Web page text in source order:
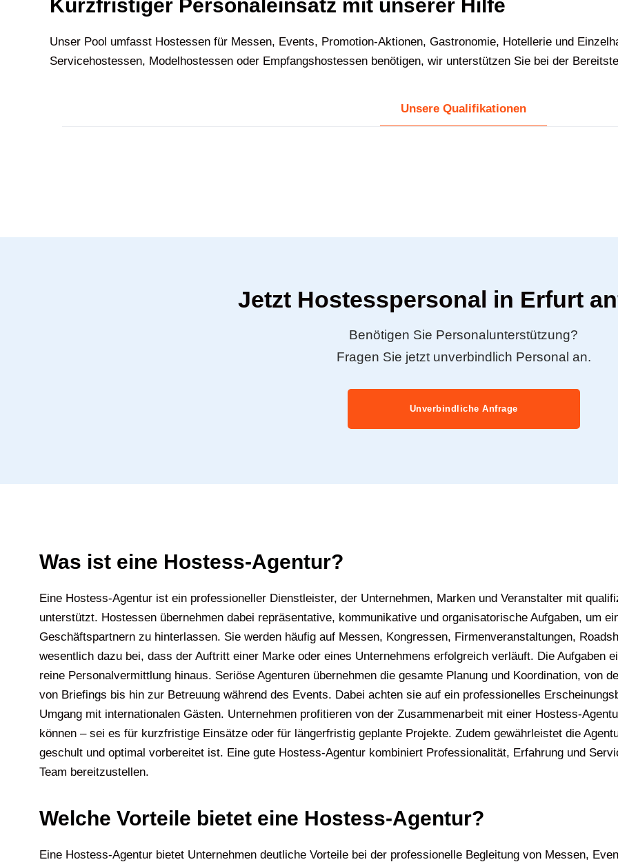
Kurzfristiger Personaleinsatz mit unserer Hilfe
U‍nser Pool umfasst Hostessen für Messen, Events, Promotion-Aktionen, Gastronomie, Hotellerie und
Servicehostessen, Modelhostessen oder Empfangshostessen benötigen, wir unterstützen Sie bei der
Unsere Qualifikationen
Jetzt Hostesspersonal in Erfurt
Benötigen Sie Personalunterstützung?
Fragen Sie jetzt unverbindlich Personal an.
Unverbindliche Anfrage
Was ist eine Hostess-Agentur?
Eine Hostess-Agentur ist ein professioneller Dienstleister, der Unternehmen, Marken und Veranstalter mit
unterstützt. Hostessen übernehmen dabei repräsentative, kommunikative und organisatorische Aufgaben, um
Geschäftspartnern zu hinterlassen. Sie werden häufig auf Messen, Kongressen, Firmenveranstaltungen,
wesentlich dazu bei, dass der Auftritt einer Marke oder eines Unternehmens erfolgreich verläuft. Die Aufgaben
reine Personalvermittlung hinaus. Seriöse Agenturen übernehmen die gesamte Planung und Koordination, von
von Briefings bis hin zur Betreuung während des Events. Dabei achten sie auf ein professionelles
Umgang mit internationalen Gästen. Unternehmen profitieren von der Zusammenarbeit mit einer Hostess-
können – sei es für kurzfristige Einsätze oder für längerfristig geplante Projekte. Zudem gewährleistet die
geschult und optimal vorbereitet ist. Eine gute Hostess-Agentur kombiniert Professionalität, Erfahrung und
Team bereitzustellen.
Welche Vorteile bietet eine Hostess-Agentur?
Eine Hostess-Agentur bietet Unternehmen deutliche Vorteile bei der professionelle Begleitung von Messen,